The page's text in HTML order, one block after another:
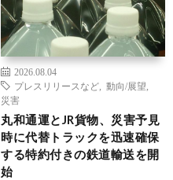
2026.08.04
プレスリリースなど
動向/展望
災害
丸和通運とJR貨物、災害予見
時に代替トラックを迅速確保
する特約付きの鉄道輸送を開
始